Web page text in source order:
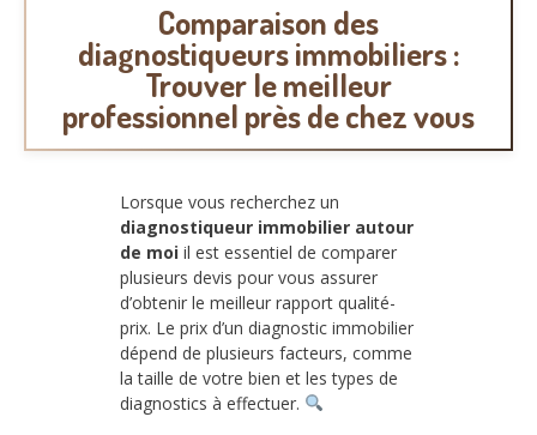
Comparaison des
diagnostiqueurs immobiliers :
Trouver le meilleur
professionnel près de chez vous
Lorsque vous recherchez un
diagnostiqueur immobilier autour
de moi il est essentiel de comparer
plusieurs devis pour vous assurer
d’obtenir le meilleur rapport qualité-
prix. Le prix d’un diagnostic immobilier
dépend de plusieurs facteurs, comme
la taille de votre bien et les types de
diagnostics à effectuer.